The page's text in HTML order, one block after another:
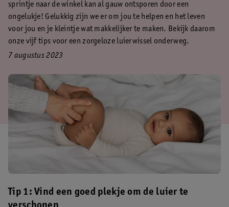
sprintje naar de winkel kan al gauw ontsporen door een
ongelukje! Gelukkig zijn we er om jou te helpen en het leven
voor jou en je kleintje wat makkelijker te maken. Bekijk daarom
onze vijf tips voor een zorgeloze luierwissel onderweg.
7 augustus 2023
Tip 1: Vind een goed plekje om de luier te